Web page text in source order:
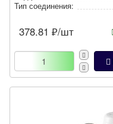
Тип соединения:
378.81 ₽/шт